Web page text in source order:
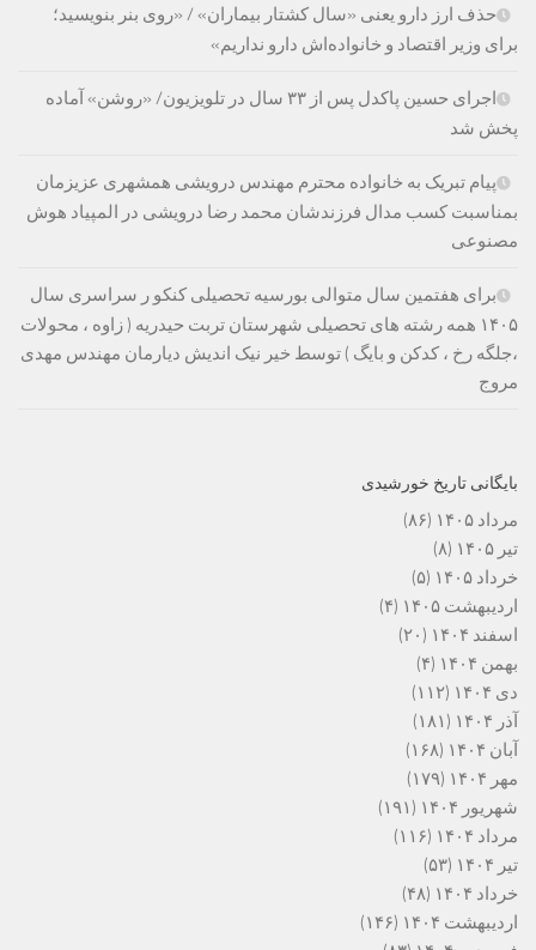
حذف ارز دارو یعنی «سال کشتار بیماران» / «روی بنر بنویسید؛
برای وزیر اقتصاد و خانواده‌اش دارو نداریم»
اجرای حسین پاکدل پس از ۳۳ سال در تلویزیون/ «روشن» آماده
پخش شد
پیام تبریک به خانواده محترم مهندس درویشی همشهری عزیزمان
بمناسبت کسب مدال فرزندشان محمد رضا درویشی در المپیاد هوش
مصنوعی
برای هفتمین سال متوالی بورسیه تحصیلی کنکو ر سراسری سال
۱۴۰۵ همه رشته های تحصیلی شهرستان تربت حیدریه ( زاوه ، محولات
،جلگه رخ ، کدکن و بایگ ) توسط خیر نیک اندیش دیارمان مهندس مهدی
مروج
بایگانی تاریخ خورشیدی
مرداد ۱۴۰۵
(۸۶)
تیر ۱۴۰۵
(۸)
خرداد ۱۴۰۵
(۵)
اردیبهشت ۱۴۰۵
(۴)
اسفند ۱۴۰۴
(۲۰)
بهمن ۱۴۰۴
(۴)
دی ۱۴۰۴
(۱۱۲)
آذر ۱۴۰۴
(۱۸۱)
آبان ۱۴۰۴
(۱۶۸)
مهر ۱۴۰۴
(۱۷۹)
شهریور ۱۴۰۴
(۱۹۱)
مرداد ۱۴۰۴
(۱۱۶)
تیر ۱۴۰۴
(۵۳)
خرداد ۱۴۰۴
(۴۸)
اردیبهشت ۱۴۰۴
(۱۴۶)